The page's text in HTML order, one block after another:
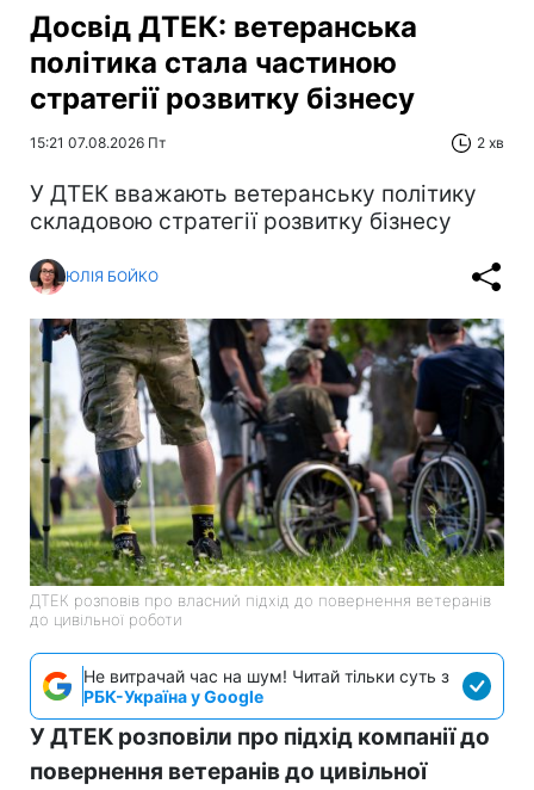
Досвід ДТЕК: ветеранська
політика стала частиною
стратегії розвитку бізнесу
15:21 07.08.2026 Пт 2 хв
У ДТЕК вважають ветеранську політику
складовою стратегії розвитку бізнесу
ЮЛІЯ БОЙКО
ДТЕК розповів про власний підхід до повернення ветеранів
до цивільної роботи
Не витрачай час на шум! Читай тільки суть з
РБК-Україна у Google
У ДТЕК розповіли про підхід компанії до
повернення ветеранів до цивільної